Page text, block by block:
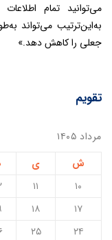
می‌توانید تمام
به‌این‌ترتیب می‌تواند
جعلی را کاهش دهد.»
تقویم
مرداد ۱۴۰۵
ش
ی
۱۰
۱۱
۱۷
۱۸
۲۴
۲۵